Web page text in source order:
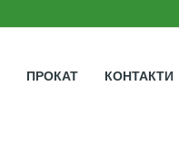
ПРОКАТ КОНТАКТИ